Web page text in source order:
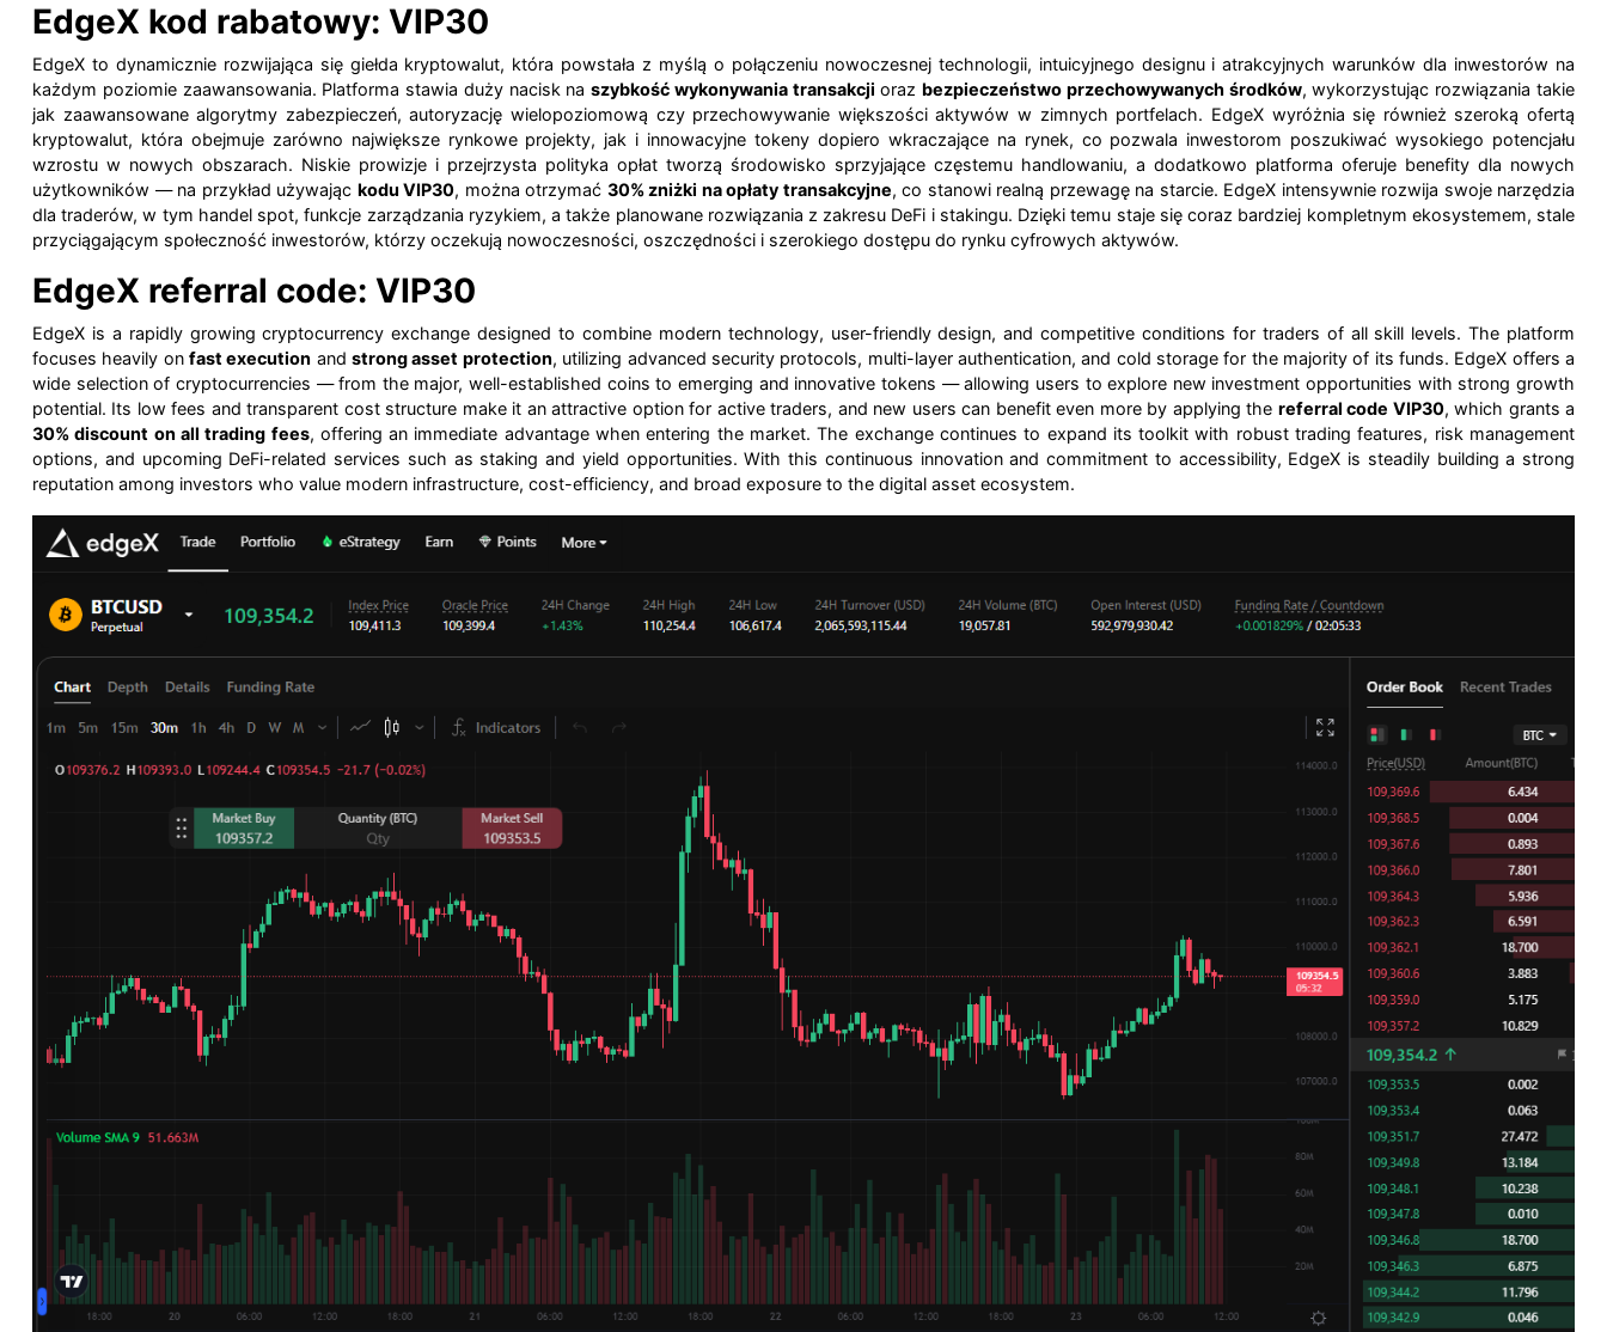
EdgeX kod rabatowy: VIP30
EdgeX to dynamicznie rozwijająca się giełda kryptowalut, która powstała z myślą o połączeniu nowoczesnej technologii, intuicyjnego designu i atrakcyjnych warunków dla inwestorów na
każdym poziomie zaawansowania. Platforma stawia duży nacisk naszybkość wykonywania transakcji oraz bezpieczeństwo przechowywanych środków, wykorzystując rozwiązania takie
jak zaawansowane algorytmy zabezpieczeń, autoryzację wielopoziomową czy przechowywanie większości aktywów w zimnych portfelach. EdgeX wyróżnia się również szeroką ofertą
kryptowalut, która obejmuje zarówno największe rynkowe projekty, jak i innowacyjne tokeny dopiero wkraczające na rynek, co pozwala inwestorom poszukiwać wysokiego potencjału
wzrostu w nowych obszarach. Niskie prowizje i przejrzysta polityka opłat tworzą środowisko sprzyjające częstemu handlowaniu, a dodatkowo platforma oferuje benefity dla nowych
użytkowników — na przykład używając kodu VIP30, można otrzymać 30% zniżki na opłaty transakcyjne, co stanowi realną przewagę na starcie. EdgeX intensywnie rozwija swoje narzędzia
dla traderów, w tym handel spot, funkcje zarządzania ryzykiem, a także planowane rozwiązania z zakresu DeFi i stakingu. Dzięki temu staje się coraz bardziej kompletnym ekosystemem, stale
przyciągającym społeczność inwestorów, którzy oczekują nowoczesności, oszczędności i szerokiego dostępu do rynku cyfrowych aktywów.
EdgeX referral code: VIP30
EdgeX is a rapidly growing cryptocurrency exchange designed to combine modern technology, user-friendly design, and competitive conditions for traders of all skill levels. The platform
focuses heavily onfast execution andstrong asset protection, utilizing advanced security protocols, multi-layer authentication, and cold storage for the majority of its funds. EdgeX offers a
wide selection of cryptocurrencies — from the major, well-established coins to emerging and innovative tokens — allowing users to explore new investment opportunities with strong growth
potential. Its low fees and transparent cost structure make it an attractive option for active traders, and new users can benefit even more by applying the referral code VIP30, which grants a
30% discount on all trading fees, offering an immediate advantage when entering the market. The exchange continues to expand its toolkit with robust trading features, risk management
options, and upcoming DeFi-related services such as staking and yield opportunities. With this continuous innovation and commitment to accessibility, EdgeX is steadily building a strong
reputation among investors who value modern infrastructure, cost-efficiency, and broad exposure to the digital asset ecosystem.